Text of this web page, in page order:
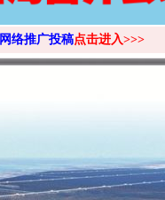
网络推广投稿点击进入>>>